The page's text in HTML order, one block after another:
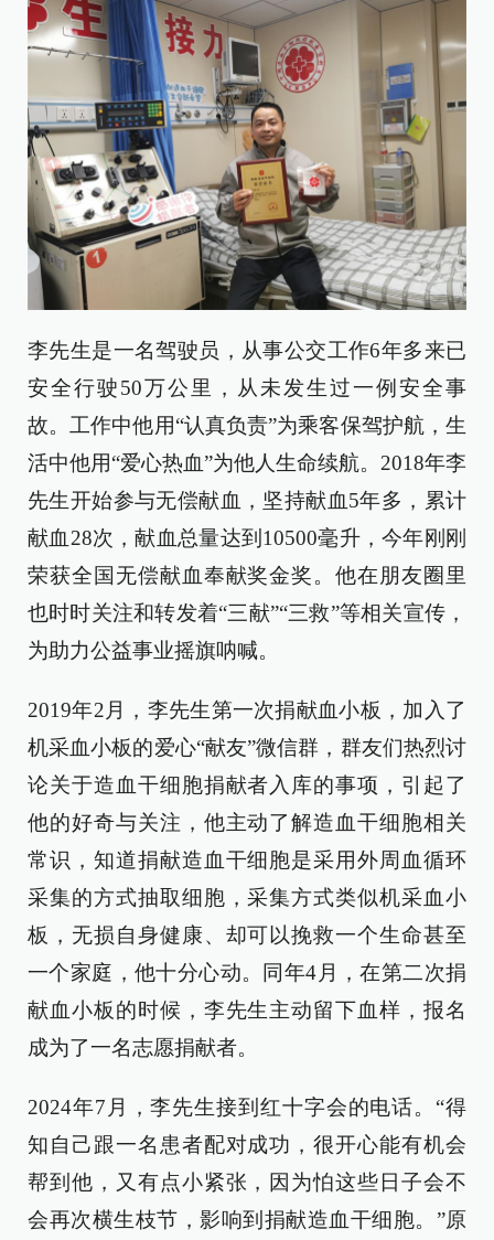
李先生是一名驾驶员，从事公交工作6年多来已
安全行驶50万公里，从未发生过一例安全事
故。工作中他用“认真负责”为乘客保驾护航，生
活中他用“爱心热血”为他人生命续航。2018年李
先生开始参与无偿献血，坚持献血5年多，累计
献血28次，献血总量达到10500毫升，今年刚刚
荣获全国无偿献血奉献奖金奖。他在朋友圈里
也时时关注和转发着“三献”“三救”等相关宣传，
为助力公益事业摇旗呐喊。
2019年2月，李先生第一次捐献血小板，加入了
机采血小板的爱心“献友”微信群，群友们热烈讨
论关于造血干细胞捐献者入库的事项，引起了
他的好奇与关注，他主动了解造血干细胞相关
常识，知道捐献造血干细胞是采用外周血循环
采集的方式抽取细胞，采集方式类似机采血小
板，无损自身健康、却可以挽救一个生命甚至
一个家庭，他十分心动。同年4月，在第二次捐
献血小板的时候，李先生主动留下血样，报名
成为了一名志愿捐献者。
2024年7月，李先生接到红十字会的电话。“得
知自己跟一名患者配对成功，很开心能有机会
帮到他，又有点小紧张，因为怕这些日子会不
会再次横生枝节，影响到捐献造血干细胞。”原